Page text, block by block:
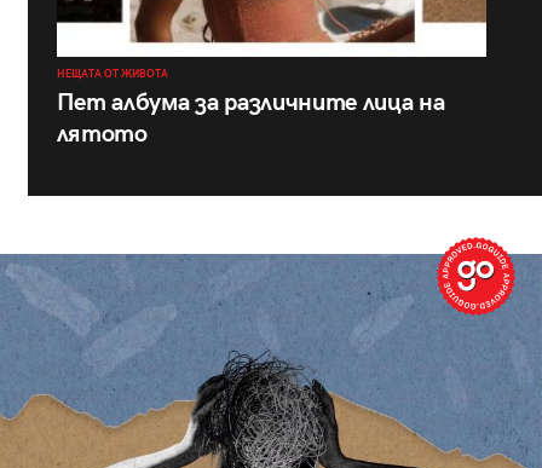
НЕЩАТА ОТ ЖИВОТА
Пет албума за различните лица на
лятото